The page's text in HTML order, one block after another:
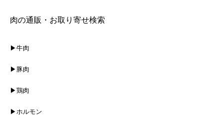
肉の通販・お取り寄せ検索
▶牛肉
▶豚肉
▶鶏肉
▶ホルモン